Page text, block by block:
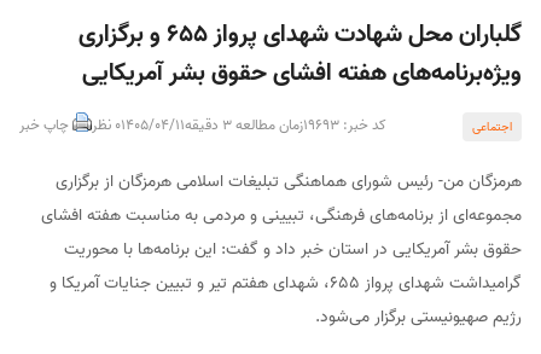
گلباران محل شهادت شهدای پرواز ۶۵۵ و برگزاری
ویژه‌برنامه‌های هفته افشای حقوق بشر آمریکایی
اجتماعی کد خبر: 19693 زمان مطالعه 3 دقیقه 1405/04/110 نظر چاپ خبر
هرمزگان من- رئیس شورای هماهنگی تبلیغات اسلامی هرمزگان از برگزاری
مجموعه‌ای از برنامه‌های فرهنگی، تبیینی و مردمی به مناسبت هفته افشای
حقوق بشر آمریکایی در استان خبر داد و گفت: این برنامه‌ها با محوریت
گرامیداشت شهدای پرواز ۶۵۵، شهدای هفتم تیر و تبیین جنایات آمریکا و
رژیم صهیونیستی برگزار می‌شود.